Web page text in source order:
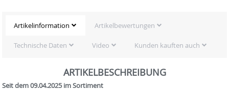
Artikelinformation Artikelbewertungen
Technische Daten Video Kunden kauften auch
ARTIKELBESCHREIBUNG
Seit dem 09.04.2025 im Sortiment